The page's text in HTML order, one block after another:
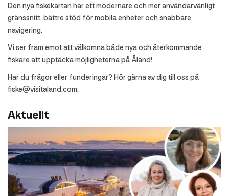
Den nya fiskekartan har ett modernare och mer användarvänligt
gränssnitt, bättre stöd för mobila enheter och snabbare
navigering.
Vi ser fram emot att välkomna både nya och återkommande
fiskare att upptäcka möjligheterna på Åland!
Har du frågor eller funderingar? Hör gärna av dig till oss på
fiske@visitaland.com.
Aktuellt